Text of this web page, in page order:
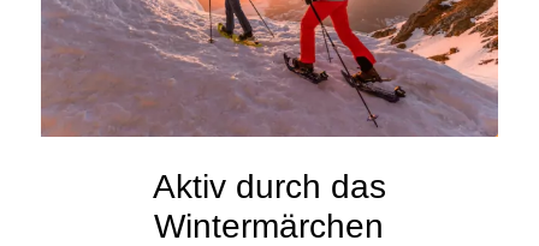
Aktiv durch das
Wintermärchen